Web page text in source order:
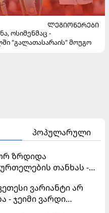
ᲚᲔᲒᲘᲝᲜᲔᲠᲔᲑᲘ
ოსიმენმაც -
"გალათასარაის" მოუგო
პოპულარული
ზრდიდა
თანხას -
გაამხილავარიანტი არ
- ჯეიმი ვარდი